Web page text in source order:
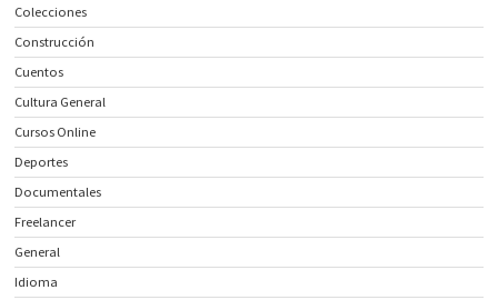
Colecciones
Construcción
Cuentos
Cultura General
Cursos Online
Deportes
Documentales
Freelancer
General
Idioma